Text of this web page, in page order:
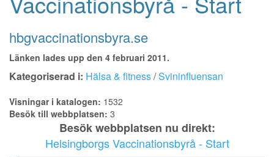
hbgvaccinationsbyra.se
Länken lades upp den 4 februari 2011.
Kategoriserad i: Hälsa & fitness/Svininfluensan
Visningar i katalogen: 1532
Besök till webbplatsen: 3
Besök webbplatsen nu direkt:
Helsingborgs Vaccinationsbyrå - Start